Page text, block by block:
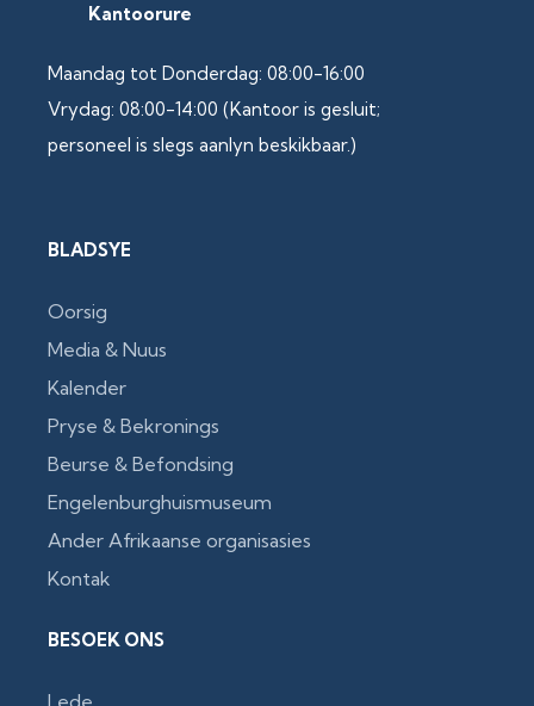
Kantoorure
Maandag tot Donderdag: 08:00-16:00
Vrydag: 08:00-14:00 (Kantoor is gesluit;
personeel is slegs aanlyn beskikbaar.)
BLADSYE
Oorsig
Media & Nuus
Kalender
Pryse & Bekronings
Beurse & Befondsing
Engelenburghuismuseum
Ander Afrikaanse organisasies
Kontak
BESOEK ONS